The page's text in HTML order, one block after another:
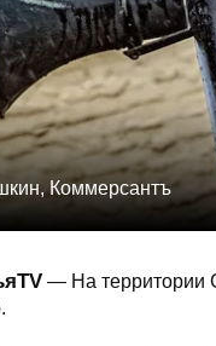
Коммерсантъ
— На территории